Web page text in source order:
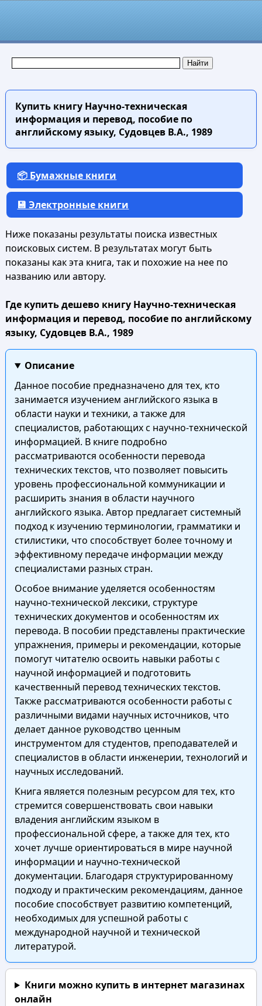
Купить книгуНаучно-техническая
информация и перевод, пособие по
английскому языку, Судовцев В.А., 1989
📦 Бумажные книги
💾 Электронные книги
Ниже показаны результаты поиска известных
поисковых систем. В результатах могут быть
показаны как эта книга, так и похожие на нее по
названию или автору.
Где купить дешево книгу Научно-техническая
информация и перевод, пособие по английскому
языку, Судовцев В.А., 1989
Описание
Данное пособие предназначено для тех, кто
занимается изучением английского языка в
области науки и техники, а также для
специалистов, работающих с научно-технической
информацией. В книге подробно
рассматриваются особенности перевода
технических текстов, что позволяет повысить
уровень профессиональной коммуникации и
расширить знания в области научного
английского языка. Автор предлагает системный
подход к изучению терминологии, грамматики и
стилистики, что способствует более точному и
эффективному передаче информации между
специалистами разных стран.
Особое внимание уделяется особенностям
научно-технической лексики, структуре
технических документов и особенностям их
перевода. В пособии представлены практические
упражнения, примеры и рекомендации, которые
помогут читателю освоить навыки работы с
научной информацией и подготовить
качественный перевод технических текстов.
Также рассматриваются особенности работы с
различными видами научных источников, что
делает данное руководство ценным
инструментом для студентов, преподавателей и
специалистов в области инженерии, технологий и
научных исследований.
Книга является полезным ресурсом для тех, кто
стремится совершенствовать свои навыки
владения английским языком в
профессиональной сфере, а также для тех, кто
хочет лучше ориентироваться в мире научной
информации и научно-технической
документации. Благодаря структурированному
подходу и практическим рекомендациям, данное
пособие способствует развитию компетенций,
необходимых для успешной работы с
международной научной и технической
литературой.
Книги можно купить в интернет магазинах
онлайн